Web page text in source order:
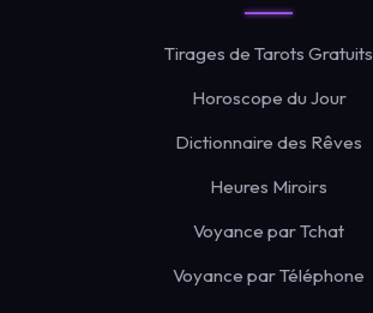
Tirages de Tarots Gratuits
Horoscope du Jour
Dictionnaire des Rêves
Heures Miroirs
Voyance par Tchat
Voyance par Téléphone